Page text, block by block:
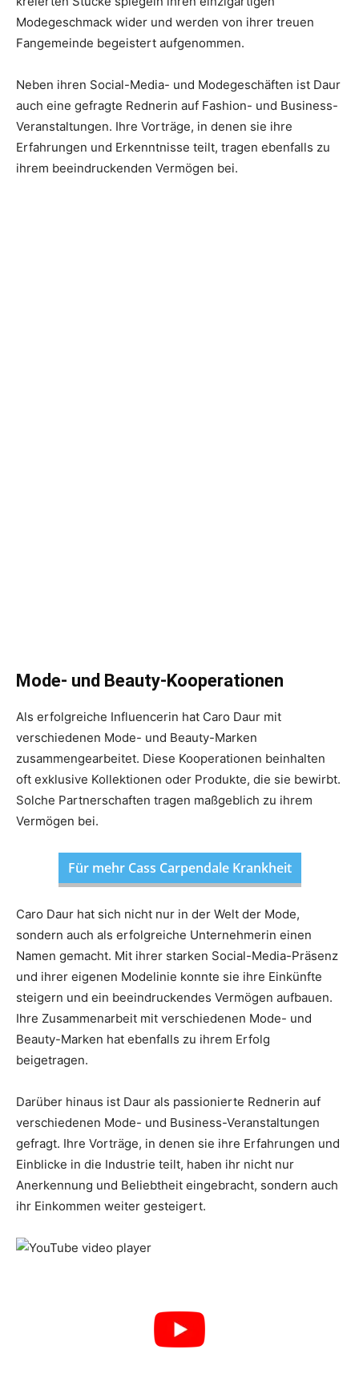
Modegeschmack wider und werden von ihrer treuen
Fangemeinde begeistert aufgenommen.
Neben ihren Social-Media- und Modegeschäften ist Daur
auch eine gefragte Rednerin auf Fashion- und Business-
Veranstaltungen. Ihre Vorträge, in denen sie ihre
Erfahrungen und Erkenntnisse teilt, tragen ebenfalls zu
ihrem beeindruckenden Vermögen bei.
Mode- und Beauty-Kooperationen
Als erfolgreiche Influencerin hat Caro Daur mit
verschiedenen Mode- und Beauty-Marken
zusammengearbeitet. Diese Kooperationen beinhalten
oft exklusive Kollektionen oder Produkte, die sie bewirbt.
Solche Partnerschaften tragen maßgeblich zu ihrem
Vermögen bei.
Für mehr Cass Carpendale Krankheit
Caro Daur hat sich nicht nur in der Welt der Mode,
sondern auch als erfolgreiche Unternehmerin einen
Namen gemacht. Mit ihrer starken Social-Media-Präsenz
und ihrer eigenen Modelinie konnte sie ihre Einkünfte
steigern und ein beeindruckendes Vermögen aufbauen.
Ihre Zusammenarbeit mit verschiedenen Mode- und
Beauty-Marken hat ebenfalls zu ihrem Erfolg
beigetragen.
Darüber hinaus ist Daur als passionierte Rednerin auf
verschiedenen Mode- und Business-Veranstaltungen
gefragt. Ihre Vorträge, in denen sie ihre Erfahrungen und
Einblicke in die Industrie teilt, haben ihr nicht nur
Anerkennung und Beliebtheit eingebracht, sondern auch
ihr Einkommen weiter gesteigert.